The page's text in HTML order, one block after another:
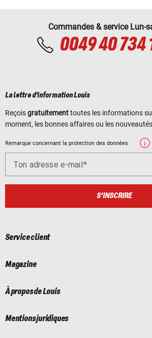
Commandes & service Lun-
0049 40 734
La lettre d'information Louis
Reçoisgratuitementtoutes les informations
moment, les bonnes affaires ou les
Remarque concernant la protection des données
Ton adresse e-mail
S'INSCRIRE
Service client
Magazine
À propos de Louis
Mentions juridiques